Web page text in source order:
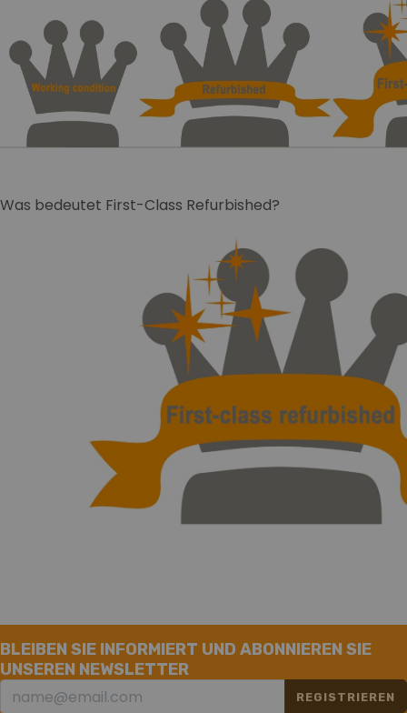
Was bedeutet First-Class Refurbished?
BLEIBEN SIE INFORMIERT UND ABONNIEREN SIE
UNSEREN NEWSLETTER
REGISTRIEREN